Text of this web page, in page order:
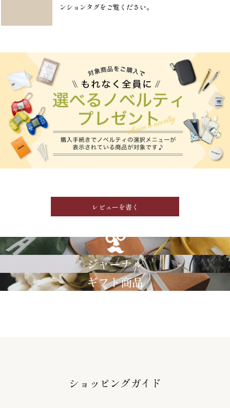
ンションタグをご覧ください。
レビューを書く
GRIMM LAB
ジャーナル
ギフト商品
ショッピングガイド